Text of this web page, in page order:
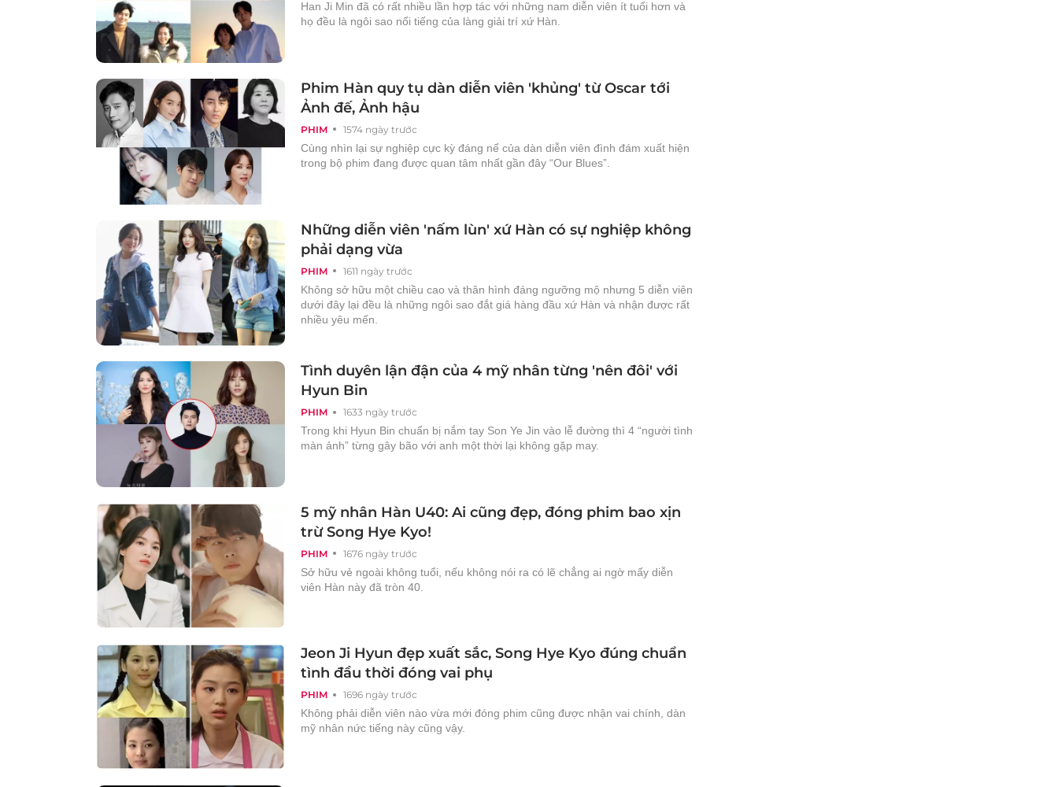
Han Ji Min đã có rất nhiều lần hợp tác với những nam diễn viên ít tuổi hơn và
họ đều là ngôi sao nổi tiếng của làng giải trí xứ Hàn.
PHIM 1574 ngày trước
Phim Hàn quy tụ dàn diễn viên 'khủng' từ Oscar tới
Ảnh đế, Ảnh hậu
Cùng nhìn lại sự nghiệp cực kỳ đáng nể của dàn diễn viên đình đám xuất hiện
trong bộ phim đang được quan tâm nhất gần đây “Our Blues”.
PHIM 1611 ngày trước
Những diễn viên 'nấm lùn' xứ Hàn có sự nghiệp không
phải dạng vừa
Không sở hữu một chiều cao và thân hình đáng ngưỡng mộ nhưng 5 diễn viên
dưới đây lại đều là những ngôi sao đắt giá hàng đầu xứ Hàn và nhận được rất
nhiều yêu mến.
PHIM 1633 ngày trước
Tình duyên lận đận của 4 mỹ nhân từng 'nên đôi' với
Hyun Bin
Trong khi Hyun Bin chuẩn bị nắm tay Son Ye Jin vào lễ đường thì 4 “người tình
màn ảnh” từng gây bão với anh một thời lại không gặp may.
PHIM 1676 ngày trước
5 mỹ nhân Hàn U40: Ai cũng đẹp, đóng phim bao xịn
trừ Song Hye Kyo!
Sở hữu vẻ ngoài không tuổi, nếu không nói ra có lẽ chẳng ai ngờ mấy diễn
viên Hàn này đã tròn 40.
PHIM 1696 ngày trước
Jeon Ji Hyun đẹp xuất sắc, Song Hye Kyo đúng chuẩn
tình đầu thời đóng vai phụ
Không phải diễn viên nào vừa mới đóng phim cũng được nhận vai chính, dàn
mỹ nhân nức tiếng này cũng vậy.